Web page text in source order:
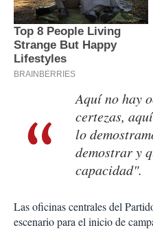
Aquí no hay
certezas,
lo
demostrar y
capacidad".
Las oficinas centrales del
escenario para el inicio de